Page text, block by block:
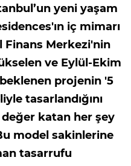
yeni yaşam
iç mimarı
Finans Merkezi'nin
ve Eylül-Ekim
beklenen projenin '5
tasarlandığını
değer katan her şey
model sakinlerine
tasarrufu